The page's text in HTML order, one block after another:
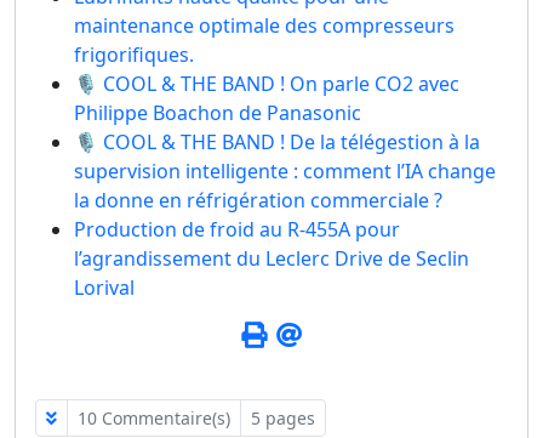
maintenance optimale des compresseurs
frigorifiques.
🎙️ COOL & THE BAND ! On parle CO2 avec
Philippe Boachon de Panasonic
🎙️ COOL & THE BAND ! De la télégestion à la
supervision intelligente : comment l’IA change
la donne en réfrigération commerciale ?
Production de froid au R-455A pour
l’agrandissement du Leclerc Drive de Seclin
Lorival
10 Commentaire(s) 5 pages